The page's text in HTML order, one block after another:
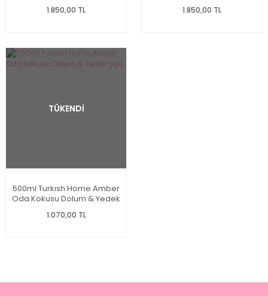
1.850,00 TL 1.850,00 TL
TÜKENDİ
500ml Turkısh Home Amber
Oda Kokusu Dolum & Yedek
1.070,00 TL